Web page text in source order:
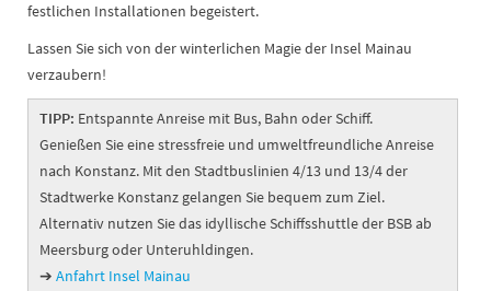
festlichen Installationen begeistert.
Lassen Sie sich von der winterlichen Magie der Insel Mainau
verzaubern!
TIPP: Entspannte Anreise mit Bus, Bahn oder Schiff.
Genießen Sie eine stressfreie und umweltfreundliche Anreise
nach Konstanz. Mit den Stadtbuslinien 4/13 und 13/4 der
Stadtwerke Konstanz gelangen Sie bequem zum Ziel.
Alternativ nutzen Sie das idyllische Schiffsshuttle der BSB ab
Meersburg oder Unteruhldingen.
➔ Anfahrt Insel Mainau